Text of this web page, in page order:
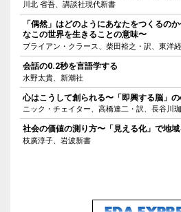
川北 省吾、講談社現代新書
「偶然」はどのようにあなたをつくるの
なこの世界を生きることの意味〜
ブライアン・クラース、柴田裕之・訳、東洋
会話の0.2秒を言語学する
水野太貴、新潮社
心はこうして創られる〜「即興する脳」
ニック・チェイター、高橋達二・訳、長谷川
社会の価値の測り方〜「見える化」で地
枝廣淳子、岩波新書